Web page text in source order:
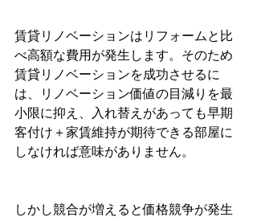
賃貸リノベーションはリフォームと比
べ高額な費用が発生します。そのため
賃貸リノベーションを成功させるに
は、リノベーション価値の目減りを最
小限に抑え、入れ替えがあっても早期
客付け＋家賃維持が期待できる部屋に
しなければ意味がありません。
しかし競合が増えると価格競争が発生